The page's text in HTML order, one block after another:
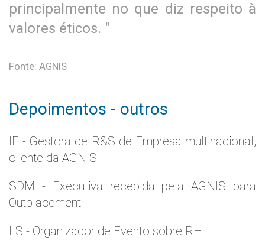
principalmente no que diz respeito à
valores éticos. "
Fonte: AGNIS
Depoimentos - outros
IE - Gestora de R&S de Empresa multinacional,
cliente da AGNIS
SDM - Executiva recebida pela AGNIS para
Outplacement
LS - Organizador de Evento sobre RH